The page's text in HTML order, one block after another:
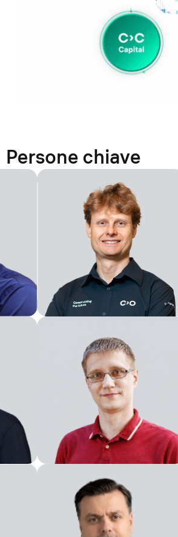
Persone chiave
&
Direttore tecnico
Vicepresidente delle
Operazioni di Prodotto